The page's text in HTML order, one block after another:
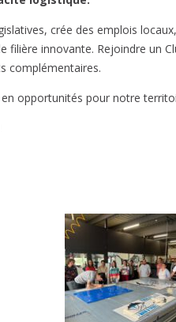
crée des emplois
filière innovante. Rejoindre un
complémentaires.
opportunités pour notre